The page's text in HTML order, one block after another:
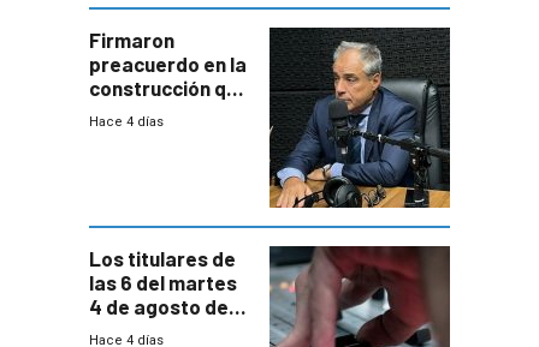
a revisar
proyectos
Firmaron
preacuerdo en la
construcción que
comprende
Hace 4 días
Los titulares de
las 6 del martes
4 de agosto de
2026
Hace 4 días